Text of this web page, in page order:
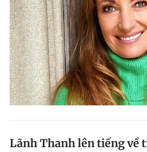
Lãnh Thanh lên tiếng về